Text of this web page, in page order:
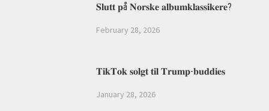
𝐒𝐥𝐮𝐭𝐭 𝐩å 𝐍𝐨𝐫𝐬𝐤𝐞 𝐚𝐥𝐛𝐮𝐦𝐤𝐥𝐚𝐬𝐬𝐢𝐤𝐞𝐫𝐞?
February 28, 2026
𝐓𝐢𝐤𝐓𝐨𝐤 𝐬𝐨𝐥𝐠𝐭 𝐭𝐢𝐥 𝐓𝐫𝐮𝐦𝐩-𝐛𝐮𝐝𝐝𝐢𝐞𝐬
January 28, 2026